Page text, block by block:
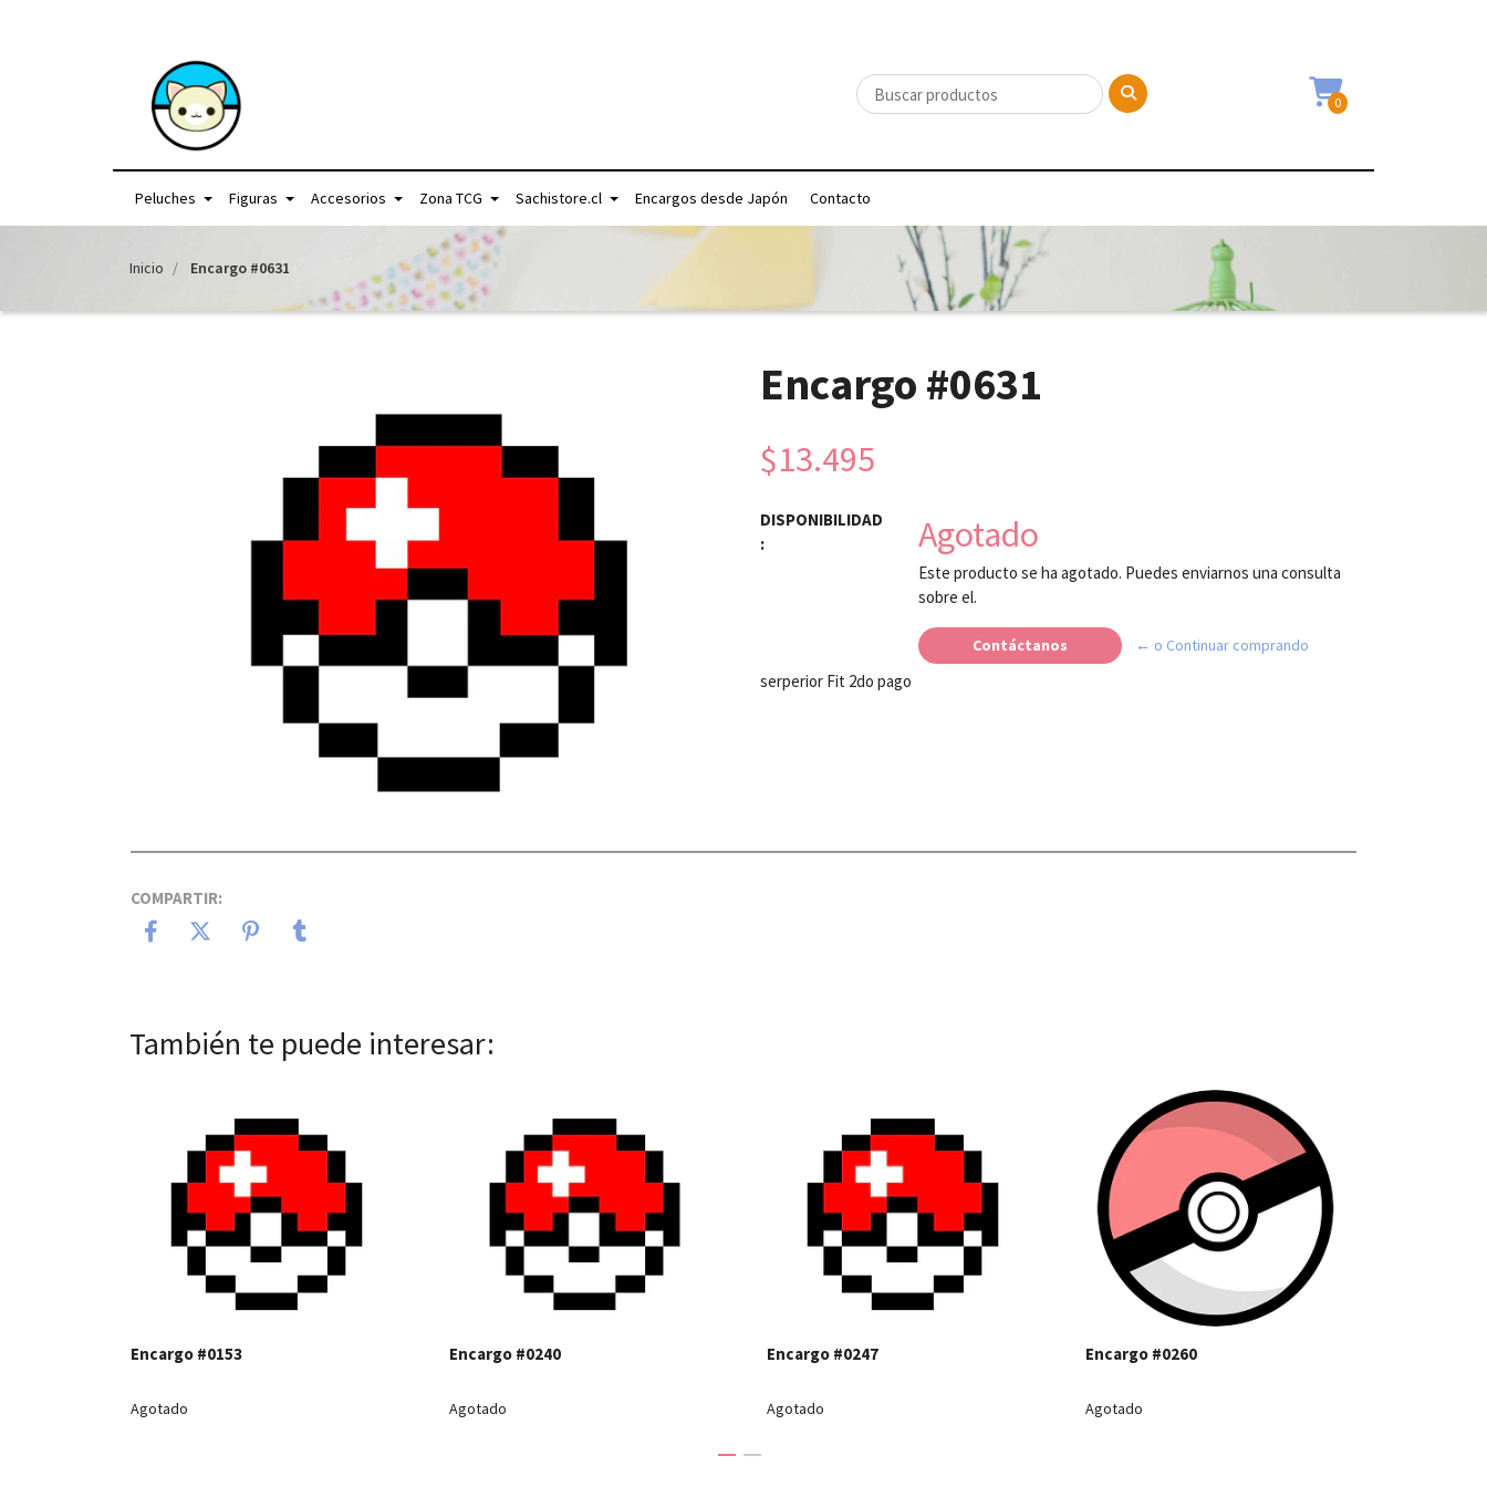
0
Peluches Figuras Accesorios Zona TCG Sachistore.cl Encargos desde Japón Contacto
Inicio Encargo #0631
Encargo #0631
$13.495
DISPONIBILIDAD
:
Agotado
Este producto se ha agotado. Puedes enviarnos una consulta
sobre el.
Contáctanos ← o Continuar comprando
serperior Fit 2do pago
COMPARTIR:
También te puede interesar:
Ver detalles
Encargo #0153
Agotado
Ver detalles
Encargo #0240
Agotado
Ver detalles
Encargo #0247
Agotado
Ver detalles
Encargo #0260
Agotado